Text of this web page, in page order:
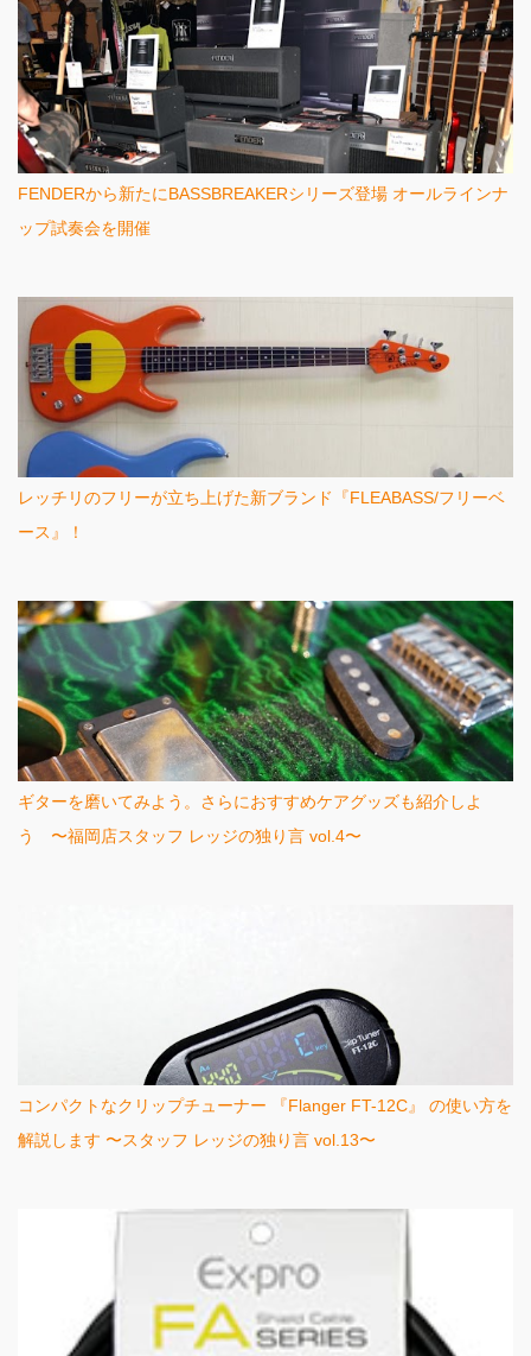
FENDERから新たにBASSBREAKERシリーズ登場 オールラインナ
ップ試奏会を開催
レッチリのフリーが立ち上げた新ブランド『FLEABASS/フリーベ
ース』！
ギターを磨いてみよう。さらにおすすめケアグッズも紹介しよ
う 〜福岡店スタッフ レッジの独り言 vol.4〜
コンパクトなクリップチューナー 『Flanger FT-12C』 の使い方を
解説します 〜スタッフ レッジの独り言 vol.13〜